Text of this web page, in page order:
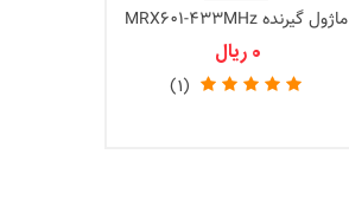
ماژول گیرنده MRX601-433MHz
0 ریال
(1)